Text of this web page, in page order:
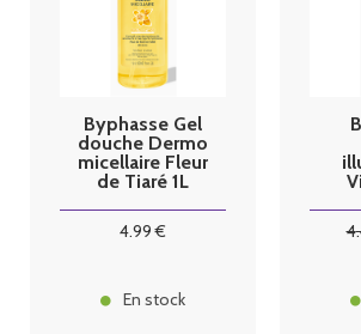
Byphasse Gel
douche Dermo
micellaire Fleur
de Tiaré 1L
4.99 €
En stock
4